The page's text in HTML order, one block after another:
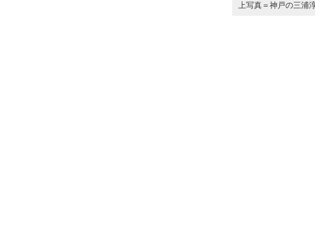
上写真＝神戸の三浦